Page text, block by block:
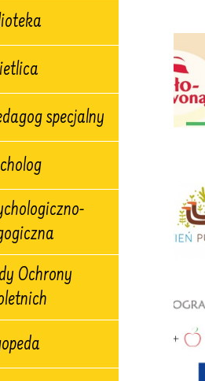
specjalny
Ochrony